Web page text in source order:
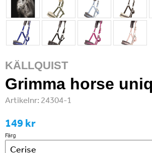
KÄLLQUIST
Grimma horse
Artikelnr: 24304-1
149 kr
Färg